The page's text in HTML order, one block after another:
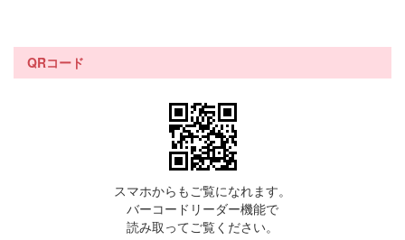
QRコード
スマホからもご覧になれます。
バーコードリーダー機能で
読み取ってご覧ください。